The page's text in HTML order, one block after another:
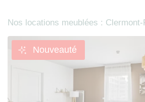
Nos locations meublées : Clermont-
Nouveauté